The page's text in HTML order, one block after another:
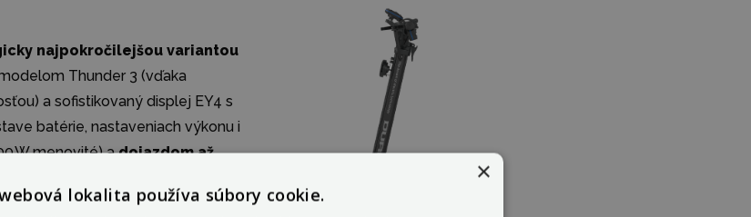
najpokročilejšou variantou
Thunder 3 (vďaka
a sofistikovaný displej EY4 s
batérie, nastaveniach výkonu i
W menovité) adojazdom až
limitu 25 km/h . Stabilita a
×
lokalita používa súbory cookie.